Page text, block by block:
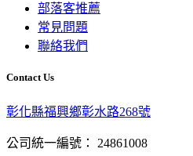
部落客推薦
常見問題
聯絡我們
Contact Us
彰化縣福興鄉彰水路268號
公司統一編號： 24861008